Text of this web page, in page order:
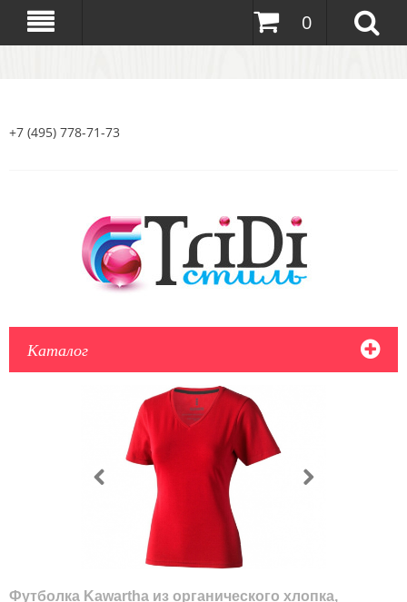
0
+7 (495) 778-71-73
Каталог
Футболка Kawartha из органического хлопка,